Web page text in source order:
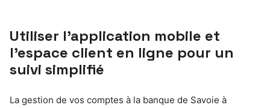
Utiliser l’application mobile et
l’espace client en ligne pour un
suivi simplifié
La gestion de vos comptes à la banque de Savoie à